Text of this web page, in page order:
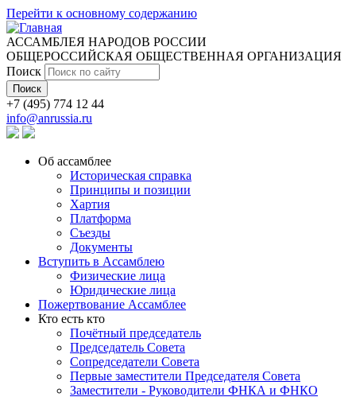
Перейти к основному содержанию
АССАМБЛЕЯ НАРОДОВ РОССИИ
ОБЩЕРОССИЙСКАЯ ОБЩЕСТВЕННАЯ ОРГАНИЗАЦИЯ
Поиск
+7 (495) 774 12 44
info@anrussia.ru
Об ассамблее
Историческая справка
Принципы и позиции
Хартия
Платформа
Съезды
Документы
Вступить в Ассамблею
Физические лица
Юридические лица
Пожертвование Ассамблее
Кто есть кто
Почётный председатель
Председатель Совета
Сопредседатели Совета
Первые заместители Председателя Совета
Заместители - Руководители ФНКА и ФНКО